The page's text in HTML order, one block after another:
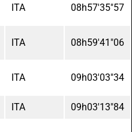
ITA 08h57'35"57
ITA 08h59'41"06
ITA 09h03'03"34
ITA 09h03'13"84